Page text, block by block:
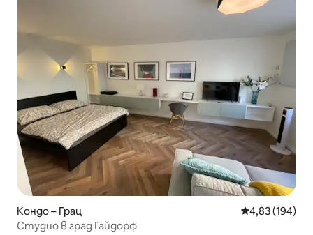
Кондо – Грац Средна
4,83 (194)
Студио в град Гайдорф